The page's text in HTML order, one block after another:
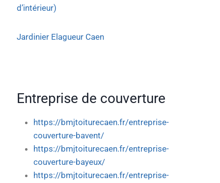
d’intérieur)
Jardinier Elagueur Caen
Entreprise de couverture
https://bmjtoiturecaen.fr/entreprise-
couverture-bavent/
https://bmjtoiturecaen.fr/entreprise-
couverture-bayeux/
https://bmjtoiturecaen.fr/entreprise-